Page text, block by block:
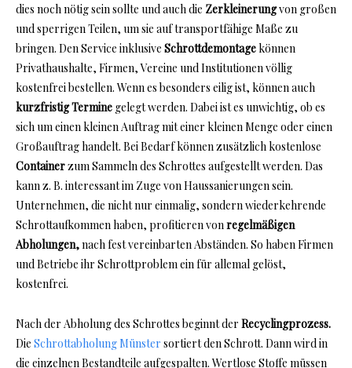
dies noch nötig sein sollte und auch die Zerkleinerungvon großen
und sperrigen Teilen, um sie auf transportfähige Maße zu
bringen. Den Service inklusive Schrottdemontagekönnen
Privathaushalte, Firmen, Vereine und Institutionen völlig
kostenfrei bestellen. Wenn es besonders eilig ist, können auch
kurzfristig Termine gelegt werden. Dabei ist es unwichtig, ob es
sich um einen kleinen Auftrag mit einer kleinen Menge oder einen
Großauftrag handelt. Bei Bedarf können zusätzlich kostenlose
Containerzum Sammeln des Schrottes aufgestellt werden. Das
kann z. B. interessant im Zuge von Haussanierungen sein.
Unternehmen, die nicht nur einmalig, sondern wiederkehrende
Schrottaufkommen haben, profitieren vonregelmäßigen
Abholungen,nach fest vereinbarten Abständen. So haben Firmen
und Betriebe ihr Schrottproblem ein für allemal gelöst,
kostenfrei.
Nach der Abholung des Schrottes beginnt der Recyclingprozess.
Die Schrottabholung Münster sortiert den Schrott. Dann wird in
die einzelnen Bestandteile aufgespalten. Wertlose Stoffe müssen